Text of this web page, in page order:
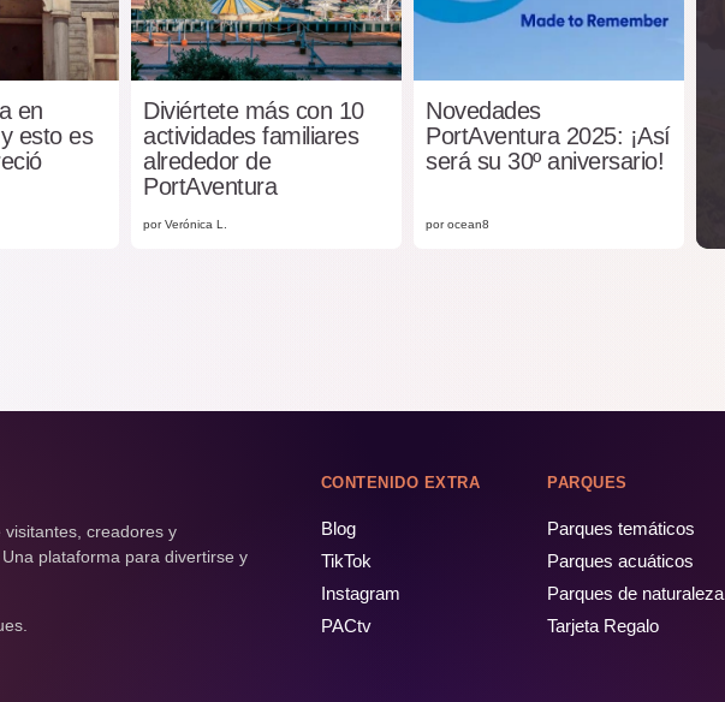
en
esto es
Diviértete más con 10
actividades familiares
alrededor de
PortAventura
por Verónica L.
Novedades
PortAventura 2025: ¡Así
será su 30º aniversario!
por ocean8
visitantes, creadores y
plataforma para divertirse y
CONTENIDO EXTRA
Blog
TikTok
Instagram
PACtv
PARQUES
Parques temáticos
Parques acuáticos
Parques de naturaleza
Tarjeta Regalo